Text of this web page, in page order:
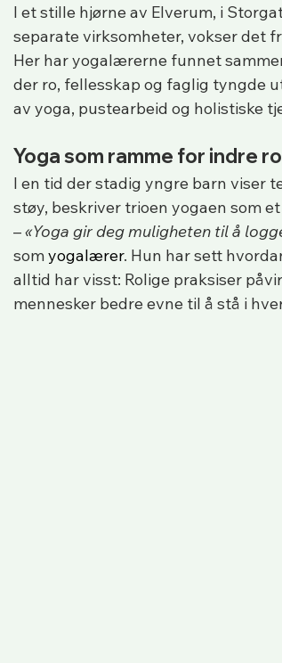
I et stille hjørne av Elverum, i
separate virksomheter, vokser det
Her har yogalærerne funnet
der ro, fellesskap og faglig tyngde
av yoga, pustearbeid og holistiske
Yoga som ramme for indre ro
I en tid der stadig yngre barn viser
støy, beskriver trioen yogaen som
– «Yoga gir deg muligheten til å
som yogalærer. Hun har sett
alltid har visst: Rolige praksiser
mennesker bedre evne til å stå i